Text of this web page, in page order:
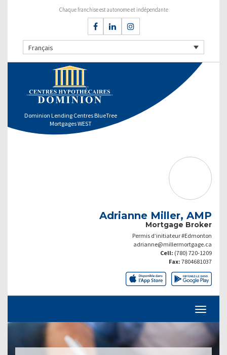
Chaque franchise est autonome et indépendante
Français
Dominion Lending Centres BlueTree
Mortgages WEST
Adrianne Miller, AMP
Mortgage Broker
Permis d’initiateur #Edmonton
adrianne@millermortgage.ca
Cell: (780) 720-1209
Fax: 7804681037